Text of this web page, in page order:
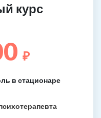
курс
₽
в стационаре